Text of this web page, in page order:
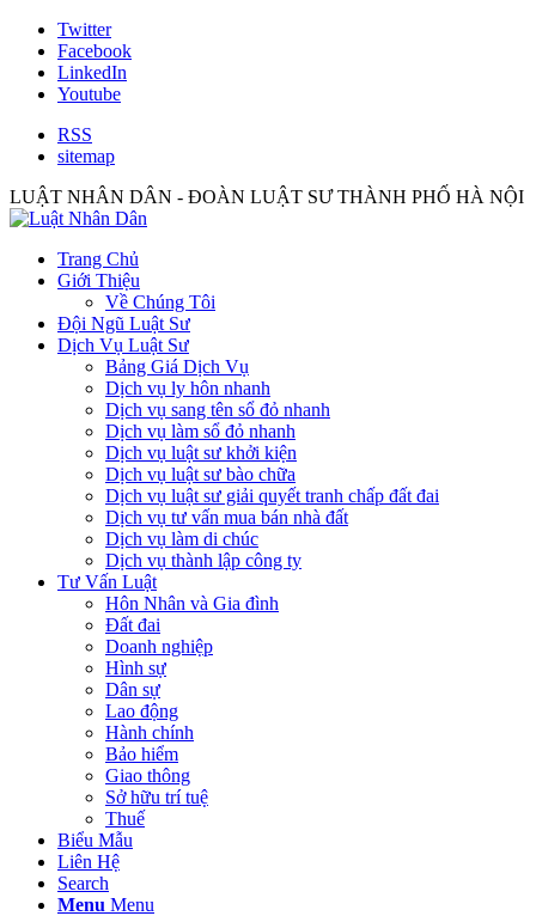
Twitter
Facebook
LinkedIn
Youtube
RSS
sitemap
LUẬT NHÂN DÂN - ĐOÀN LUẬT SƯ THÀNH PHỐ HÀ NỘI
Trang Chủ
Giới Thiệu
Về Chúng Tôi
Đội Ngũ Luật Sư
Dịch Vụ Luật Sư
Bảng Giá Dịch Vụ
Dịch vụ ly hôn nhanh
Dịch vụ sang tên sổ đỏ nhanh
Dịch vụ làm sổ đỏ nhanh
Dịch vụ luật sư khởi kiện
Dịch vụ luật sư bào chữa
Dịch vụ luật sư giải quyết tranh chấp đất đai
Dịch vụ tư vấn mua bán nhà đất
Dịch vụ làm di chúc
Dịch vụ thành lập công ty
Tư Vấn Luật
Hôn Nhân và Gia đình
Đất đai
Doanh nghiệp
Hình sự
Dân sự
Lao động
Hành chính
Bảo hiểm
Giao thông
Sở hữu trí tuệ
Thuế
Biểu Mẫu
Liên Hệ
Search
Menu Menu